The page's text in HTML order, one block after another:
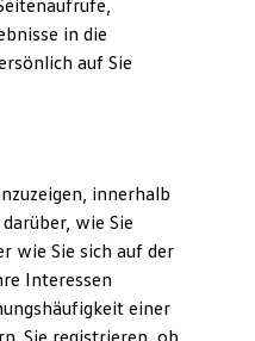
in die
auf Sie
innerhalb
wie Sie
wie Sie sich auf der
Interessen
einer
Sie registrieren, ob